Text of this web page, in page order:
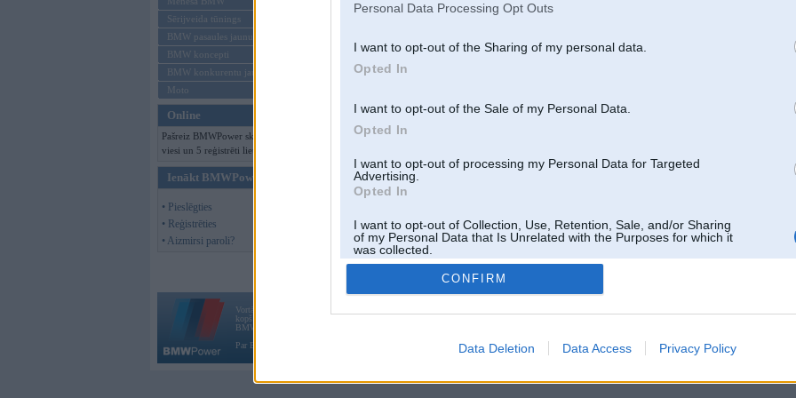
Personal Data Processing Opt Outs
I want to opt-out of the Sharing of my personal data.
Opted In
I want to opt-out of the Sale of my Personal Data.
Opted In
I want to opt-out of processing my Personal Data for Targeted
Advertising.
Opted In
I want to opt-out of Collection, Use, Retention, Sale, and/or Sharing
of my Personal Data that Is Unrelated with the Purposes for which it
was collected.
Opted Out
CONFIRM
Data Deletion Data Access Privacy Policy
Sērijveida tūnings
BMW pasaules jaunumi
BMW koncepti
BMW konkurentu jaunumi
Moto
Online
Pašreiz BMWPower skatās 139
viesi un 5 reģistrēti lietotāji.
Ienākt BMWPower
• Pieslēgties
• Reģistrēties
• Aizmirsi paroli?
Vortāls BMWPower.lv darbojas
kopš 2002. gada 14. maija. Tas nav auto klubs un nav saistīts ar
BMW AG.
Par BMWPower